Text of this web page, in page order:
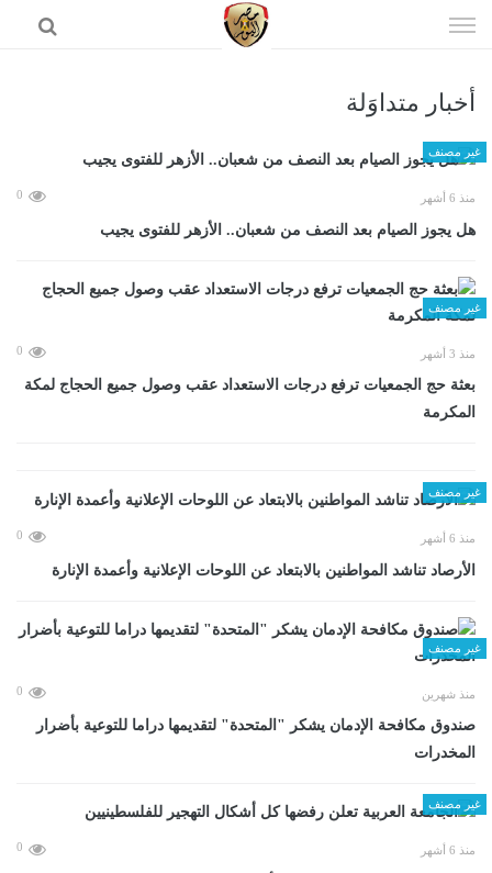
الى
أخبار متداوَلة
غير مصنف
منذ 6 أشهر 0
هل يجوز الصيام بعد النصف من شعبان.. الأزهر للفتوى يجيب
غير مصنف
منذ 3 أشهر 0
بعثة حج الجمعيات ترفع درجات الاستعداد عقب وصول جميع الحجاج لمكة
المكرمة
غير مصنف
منذ 6 أشهر 0
الأرصاد تناشد المواطنين بالابتعاد عن اللوحات الإعلانية وأعمدة الإنارة
غير مصنف
منذ شهرين 0
صندوق مكافحة الإدمان يشكر "المتحدة" لتقديمها دراما للتوعية بأضرار
المخدرات
غير مصنف
منذ 6 أشهر 0